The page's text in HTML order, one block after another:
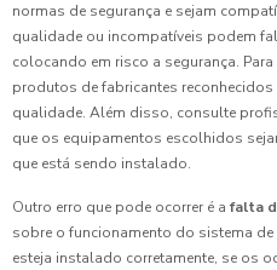
normas de segurança e sejam
qualidade ou incompatíveis podem
colocando em risco a segurança.
produtos de fabricantes reconhecidos
qualidade. Além disso, consulte
que os equipamentos escolhidos
que está sendo instalado.
Outro erro que pode ocorrer é a falta
sobre o funcionamento do sistema
esteja instalado corretamente, se os